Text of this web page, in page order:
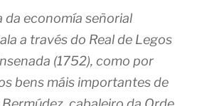
da economía señorial
a través do Real de Legos
(1752), como por
bens máis importantes de